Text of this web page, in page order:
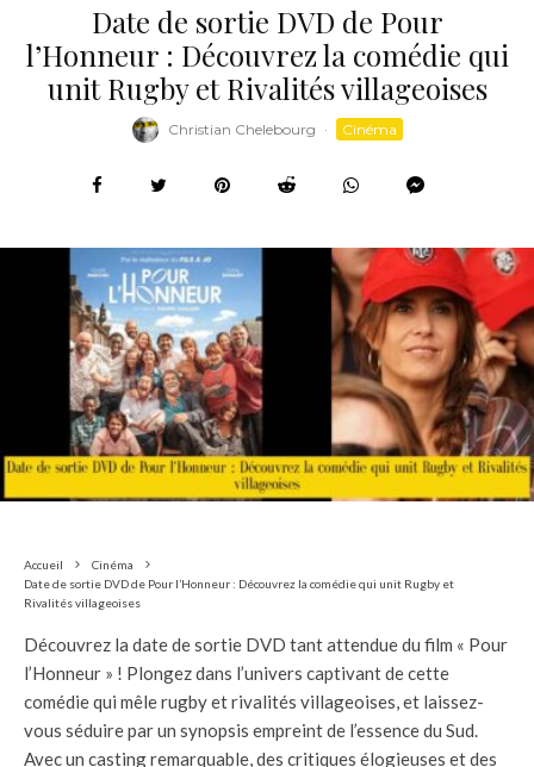
Date de sortie DVD de Pour
l’Honneur : Découvrez la comédie qui
unit Rugby et Rivalités villageoises
Christian Chelebourg · Cinéma
Accueil
Cinéma
Date de sortie DVD de Pour l’Honneur : Découvrez la comédie qui unit Rugby et
Rivalités villageoises
Découvrez la date de sortie DVD tant attendue du film « Pour
l’Honneur » ! Plongez dans l’univers captivant de cette
comédie qui mêle rugby et rivalités villageoises, et laissez-
vous séduire par un synopsis empreint de l’essence du Sud.
Avec un casting remarquable, des critiques élogieuses et des